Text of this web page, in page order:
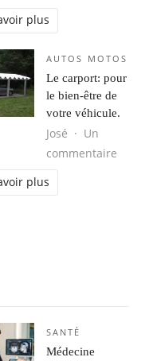
plus
d’aventure au Brésil :
AUTOS MOTOS
Le carport: pour
le bien-être de
votre véhicule.
José
Un
commentaire
plus
SANTÉ
Médecine